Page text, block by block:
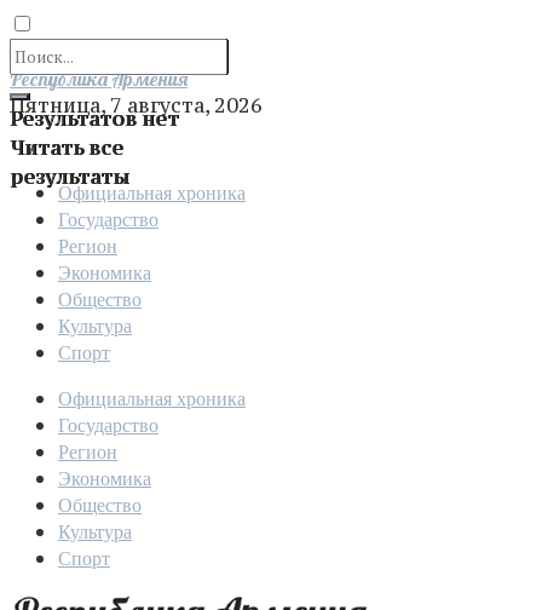
Результатов нет
Читать все
результаты
Отправить
Республика Армения
Пятница, 7 августа, 2026
Официальная хроника
Государство
Регион
Экономика
Общество
Культура
Спорт
Официальная хроника
Государство
Регион
Экономика
Общество
Культура
Спорт